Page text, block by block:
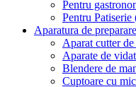
Pentru
Pentru Patiserie
Aparatura de
Aparat cutter
Aparate de
Blendere de
Cuptoare cu